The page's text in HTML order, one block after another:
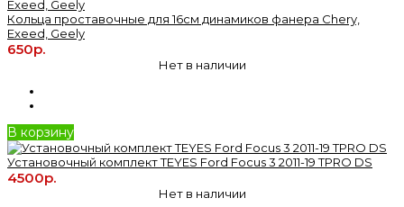
Кольца проставочные для 16см динамиков фанера Chery,
Exeed, Geely
650р.
Нет в наличии
В корзину
Установочный комплект TEYES Ford Focus 3 2011-19 TPRO DS
4500р.
Нет в наличии